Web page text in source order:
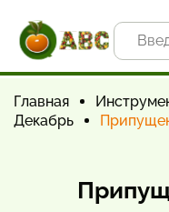
Главная
Декабрь